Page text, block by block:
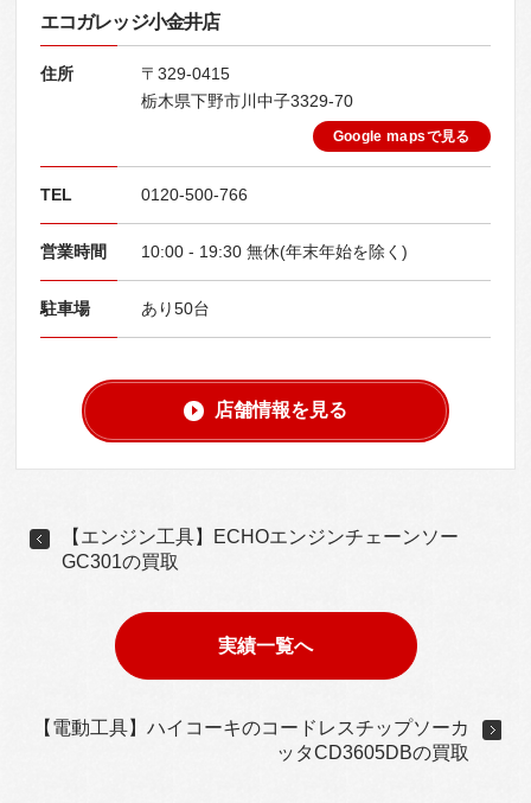
エコガレッジ小金井店
住所
〒329-0415
栃木県下野市川中子3329-70
Google mapsで見る
TEL 0120-500-766
営業時間 10:00 - 19:30 無休(年末年始を除く)
駐車場 あり50台
店舗情報を見る
【エンジン工具】ECHOエンジンチェーンソー
GC301の買取
実績一覧へ
【電動工具】ハイコーキのコードレスチップソーカ
ッタCD3605DBの買取